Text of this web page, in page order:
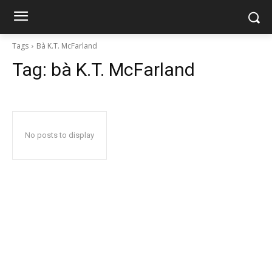
Tags Bà K.T. McFarland
Tag: bà K.T. McFarland
No posts to display